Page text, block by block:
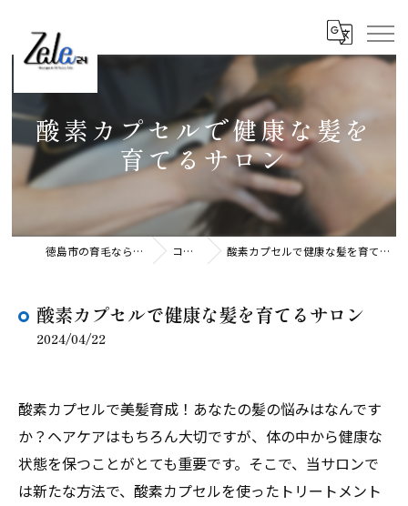
酸素カプセルで健康な髪を
育てるサロン
徳島市の育毛ならZele24 コラム 酸素カプセルで健康な髪を育てるサロン
酸素カプセルで健康な髪を育てるサロン
2024/04/22
酸素カプセルで美髪育成！あなたの髪の悩みはなんです
か？ヘアケアはもちろん大切ですが、体の中から健康な
状態を保つことがとても重要です。そこで、当サロンで
は新たな方法で、酸素カプセルを使ったトリートメント